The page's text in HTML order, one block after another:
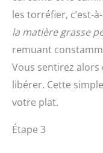
les torréfier, c’est-
la matière grasse
remuant
Vous sentirez
libérer. Cette
votre plat.
Étape 3